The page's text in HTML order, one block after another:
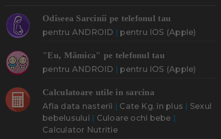
Odiseea Sarcinii pe telefonul tau
pentru ANDROID | pentru IOS (Apple)
"Eu, Mămica" pe telefonul tau
pentru ANDROID | pentru IOS (Apple)
Calculatoare utile in sarcina
Afla data nasterii | Cate Kg. in plus | Sexul
bebelusului | Culoare ochi bebe |
Calculator Nutritie